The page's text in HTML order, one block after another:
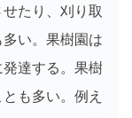
たり、刈り取
い。果樹園は
達する。果樹
も多い。例え